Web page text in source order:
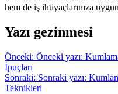
hem de iş ihtiyaçlarınıza
Yazı gezinmesi
Önceki: Önceki yazı:
İpuçları
Sonraki: Sonraki yazı:
Teknikleri